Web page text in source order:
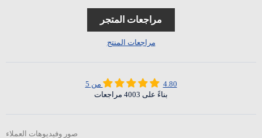
مراجعات المتجر
مراجعات المنتج
4.80 من 5
بناءً على 4003 مراجعات
صور وفيديوهات العملاء